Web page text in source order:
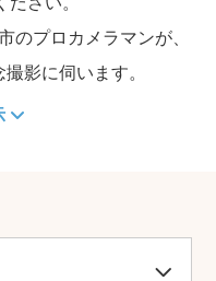
のプロカメラマンが、
影に伺います。